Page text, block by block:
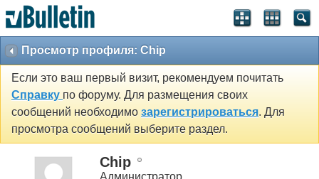
Просмотр профиля: Chip
Если это ваш первый визит, рекомендуем почитать
Справку по форуму. Для размещения своих
сообщений необходимо зарегистрироваться. Для
просмотра сообщений выберите раздел.
Chip
Администратор